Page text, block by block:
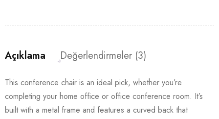
Açıklama Değerlendirmeler (3)
This conference chair is an ideal pick, whether you’re
completing your home office or office conference room. It’s
built with a metal frame and features a curved back that